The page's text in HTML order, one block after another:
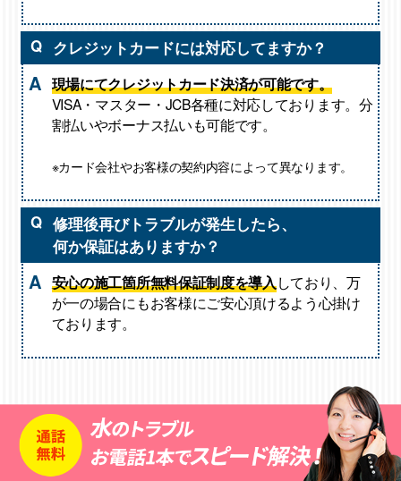
Q クレジットカードには対応してますか？
A 現場にてクレジットカード決済が可能です。
VISA・マスター・JCB各種に対応しております。分
割払いやボーナス払いも可能です。
※カード会社やお客様の契約内容によって異なります。
Q 修理後再びトラブルが発生したら、
何か保証はありますか？
A 安心の施工箇所無料保証制度を導入しており、万
が一の場合にもお客様にご安心頂けるよう心掛け
ております。